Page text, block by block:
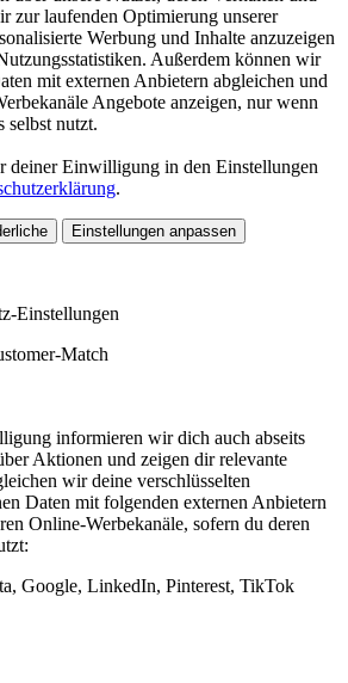
zur laufenden Optimierung unserer
Werbung und Inhalte anzuzeigen
Außerdem können wir
mit externen Anbietern abgleichen und
Angebote anzeigen, nur wenn
selbst nutzt.
deiner Einwilligung in den Einstellungen
.
Einstellungen anpassen
Einstellungen
Match
informieren wir dich auch abseits
Aktionen und zeigen dir relevante
wir deine verschlüsselten
Daten mit folgenden externen Anbietern
Online-Werbekanäle, sofern du deren
Google, LinkedIn, Pinterest, TikTok